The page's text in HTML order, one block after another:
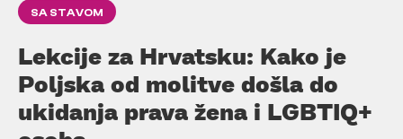
SA STAVOM
Lekcije za Hrvatsku: Kako je
Poljska od molitve došla do
ukidanja prava žena i LGBTIQ+